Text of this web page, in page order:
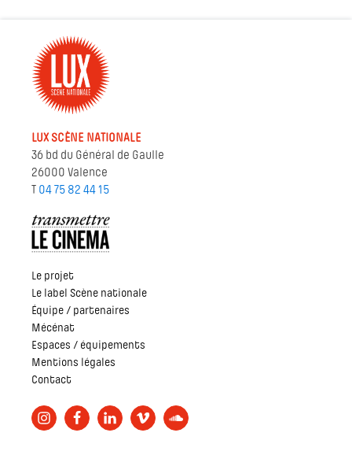
LUX SCÈNE NATIONALE
36 bd du Général de Gaulle
26000 Valence
T 04 75 82 44 15
Le projet
Le label Scène nationale
Équipe / partenaires
Mécénat
Espaces / équipements
Mentions légales
Contact